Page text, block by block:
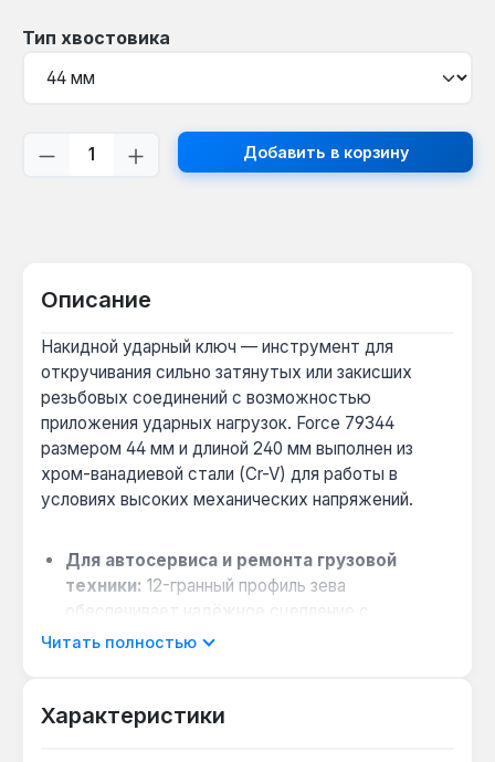
Выберите
Тип хвостовика
Количество продукта: введите
Добавить в корзину
Описание
Накидной ударный ключ — инструмент для
откручивания сильно затянутых или закисших
резьбовых соединений с возможностью
приложения ударных нагрузок. Force 79344
размером 44 мм и длиной 240 мм выполнен из
хром-ванадиевой стали (Cr-V) для работы в
условиях высоких механических напряжений.
Для автосервиса и ремонта грузовой
техники: 12-гранный профиль зева
обеспечивает надёжное сцепление с
крепежом M44, снижая риск срыва граней
При работе с закисшими соединениями на
Читать полностью
Характеристики